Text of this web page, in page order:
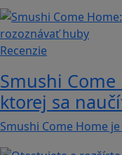
Recenzie
Smushi
ktorej sa
Smushi Come Home